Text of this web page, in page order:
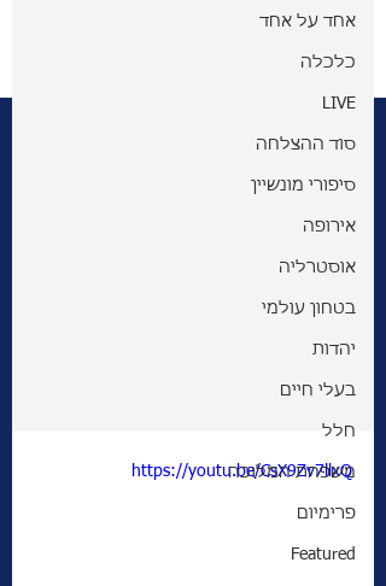
אחד על אחד
כלכלה
LIVE
סוד ההצלחה
סיפורי מונשיין
אירופה
אוסטרליה
בטחון עולמי
יהדות
בעלי חיים
חלל
משפחת המלוכה
פרימיום
Featured
https://youtu.be/CsX9Zv7llxQ